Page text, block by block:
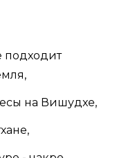
подходит
на Вишудхе,